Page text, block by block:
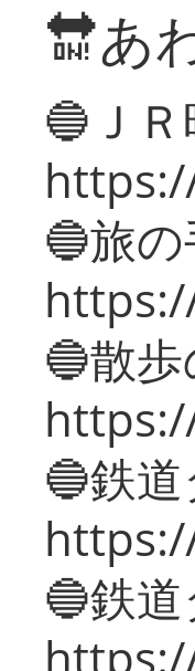
🔛あ
🔵Ｊ
🔵旅
🔵散
🔵鉄
🔵鉄